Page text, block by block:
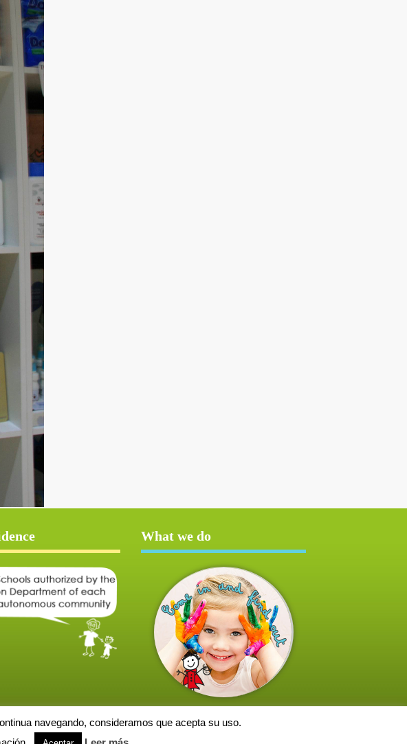
What we do
navegando, consideramos que acepta su uso.
Solicitud de baja